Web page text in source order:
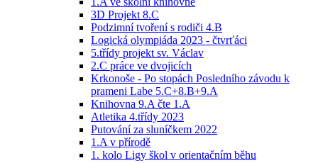
3D Projekt 8.C
Podzimní tvoření s rodiči 4.B
Logická olympiáda 2023 - čtvrťáci
5.třídy projekt sv. Václav
2.C práce ve dvojicích
Krkonoše - Po stopách Posledního závodu k
prameni Labe 5.C+8.B+9.A
Knihovna 9.A čte 1.A
Atletika 4.třídy 2023
Putování za sluníčkem 2022
1.A v přírodě
1. kolo Ligy škol v orientačním běhu